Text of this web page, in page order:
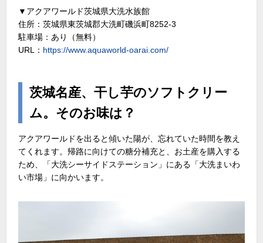
▼アクアワールド茨城県大洗水族館
住所：茨城県東茨城郡大洗町磯浜町8252-3
駐車場：あり（無料）
URL： https://www.aquaworld-oarai.com/
茨城名産、干し芋のソフトクリー
ム。そのお味は？
アクアワールドを出ると傾いた陽が、忘れていた時間を教え
てくれます。帰路に向けての糖分補充と、お土産を購入する
ため、「大洗シーサイドステーション」にある「大洗まいわ
い市場」に向かいます。